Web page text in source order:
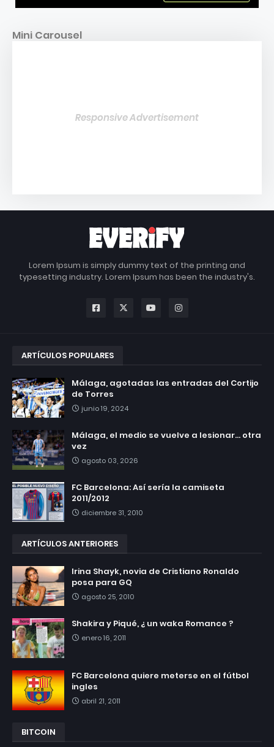
Mini Carousel
Responsive Advertisement
Lorem Ipsum is simply dummy text of the printing and
typesetting industry. Lorem Ipsum has been the industry's.
ARTÍCULOS POPULARES
Málaga, agotadas las entradas del Cortijo
de Torres
junio 19, 2024
Málaga, el medio se vuelve a lesionar... otra
vez
agosto 03, 2026
FC Barcelona: Así sería la camiseta
2011/2012
diciembre 31, 2010
ARTÍCULOS ANTERIORES
Irina Shayk, novia de Cristiano Ronaldo
posa para GQ
agosto 25, 2010
Shakira y Piqué, ¿ un waka Romance ?
enero 16, 2011
FC Barcelona quiere meterse en el fútbol
ingles
abril 21, 2011
BITCOIN